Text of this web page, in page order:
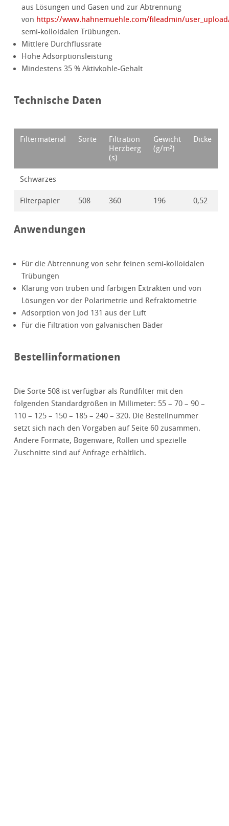
aus Lösungen und Gasen und zur Abtrennung
von https://www.hahnemuehle.com/fileadmin/user_upload/
semi-kolloidalen Trübungen.
Mittlere Durchflussrate
Hohe Adsorptionsleistung
Mindestens 35 % Aktivkohle-Gehalt
Technische Daten
Filtermaterial Sorte
Filtration
Herzberg
(s)
Gewicht
(g/m²)
Dicke
Schwarzes
Filterpapier 508 360 196 0,52
Anwendungen
Für die Abtrennung von sehr feinen semi-kolloidalen
Trübungen
Klärung von trüben und farbigen Extrakten und von
Lösungen vor der Polarimetrie und Refraktometrie
Adsorption von Jod 131 aus der Luft
Für die Filtration von galvanischen Bäder
Bestellinformationen
Die Sorte 508 ist verfügbar als Rundfilter mit den
folgenden Standardgrößen in Millimeter: 55 – 70 – 90 –
110 – 125 – 150 – 185 – 240 – 320. Die Bestellnummer
setzt sich nach den Vorgaben auf Seite 60 zusammen.
Andere Formate, Bogenware, Rollen und spezielle
Zuschnitte sind auf Anfrage erhältlich.